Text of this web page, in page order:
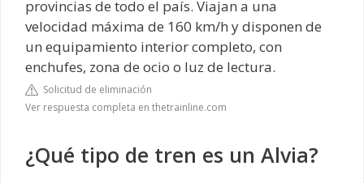
provincias de todo el país. Viajan a una
velocidad máxima de 160 km/h y disponen de
un equipamiento interior completo, con
enchufes, zona de ocio o luz de lectura.
Solicitud de eliminación
Ver respuesta completa en thetrainline.com
¿Qué tipo de tren es un Alvia?